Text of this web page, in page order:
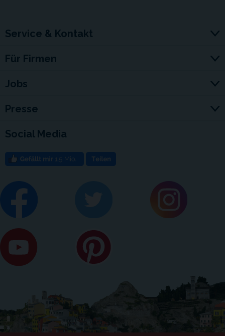
Service & Kontakt
Für Firmen
Jobs
Presse
Social Media